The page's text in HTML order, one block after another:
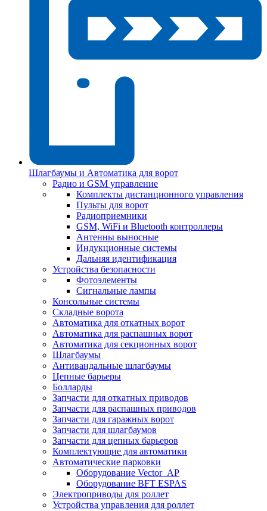
Шлагбаумы и Автоматика для ворот
Радио и GSM управление
Комплекты дистанционного управления
Пульты для ворот
Радиоприемники
GSM, WiFi и Bluetooth контроллеры
Антенны выносные
Индукционные системы
Дальняя идентификация
Устройства безопасности
Фотоэлементы
Сигнальные лампы
Консольные системы
Складные ворота
Автоматика для откатных ворот
Автоматика для распашных ворот
Автоматика для секционных ворот
Шлагбаумы
Антивандальные шлагбаумы
Цепные барьеры
Болларды
Запчасти для откатных приводов
Запчасти для распашных приводов
Запчасти для гаражных ворот
Запчасти для шлагбаумов
Запчасти для цепных барьеров
Комплектующие для автоматики
Автоматические парковки
Оборудование Vector_AP
Оборудование BFT ESPAS
Электроприводы для роллет
Устройства управления для роллет